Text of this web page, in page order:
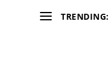
TRENDING: